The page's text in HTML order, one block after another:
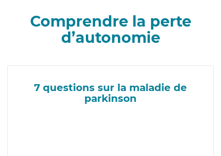
Comprendre la perte
d’autonomie
7 questions sur la maladie de
parkinson